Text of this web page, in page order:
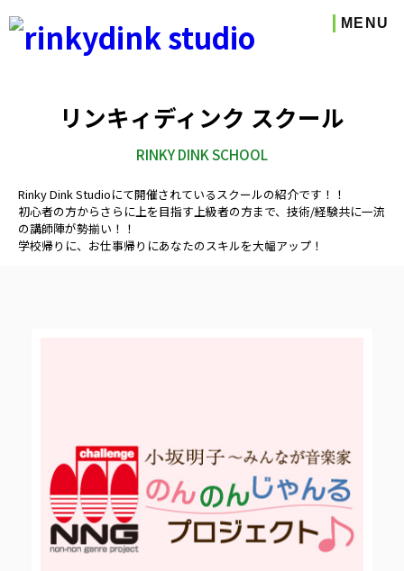
MENU
リンキィディンク スクール
RINKY DINK SCHOOL
Rinky Dink Studioにて開催されているスクールの紹介です！！
初心者の方からさらに上を目指す上級者の方まで、技術/経験共に一流
の講師陣が勢揃い！！
学校帰りに、お仕事帰りにあなたのスキルを大幅アップ！